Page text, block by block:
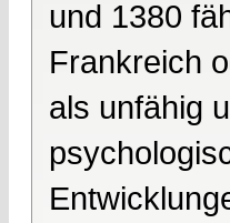
und 1380
Frankreich
als unfähig